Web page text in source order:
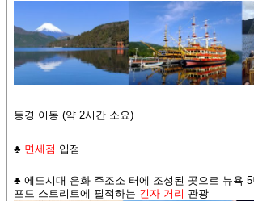
동경 이동 (약 2시간 소요)
♣ 면세점 입점
♣ 에도시대 은화 주조소 터에 조성된 곳으로 뉴욕
포드 스트리트에 필적하는 긴자 거리 관광